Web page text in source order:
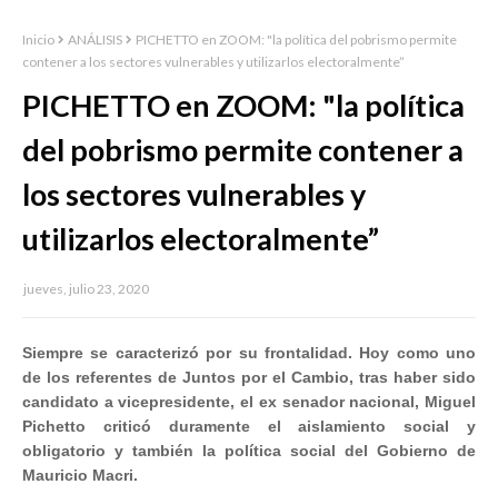
Inicio ANÁLISIS
PICHETTO en ZOOM: "la política del pobrismo permite
contener a los sectores vulnerables y utilizarlos electoralmente”
PICHETTO en ZOOM: "la política
del pobrismo permite contener a
los sectores vulnerables y
utilizarlos electoralmente”
jueves, julio 23, 2020
Siempre se caracterizó por su frontalidad. Hoy como uno
de los referentes de Juntos por el Cambio, tras haber sido
candidato a vicepresidente, el ex senador nacional, Miguel
Pichetto criticó duramente el aislamiento social y
obligatorio y también la política social del Gobierno de
Mauricio Macri.